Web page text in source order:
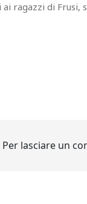
ragazzi di